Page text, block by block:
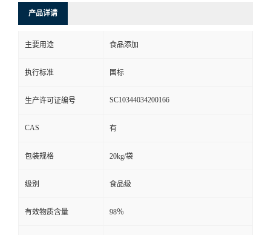
产品详请
主要用途 食品添加
执行标准 国标
生产许可证编号 SC10344034200166
CAS 有
包装规格 20kg/袋
级别 食品级
有效物质含量 98％